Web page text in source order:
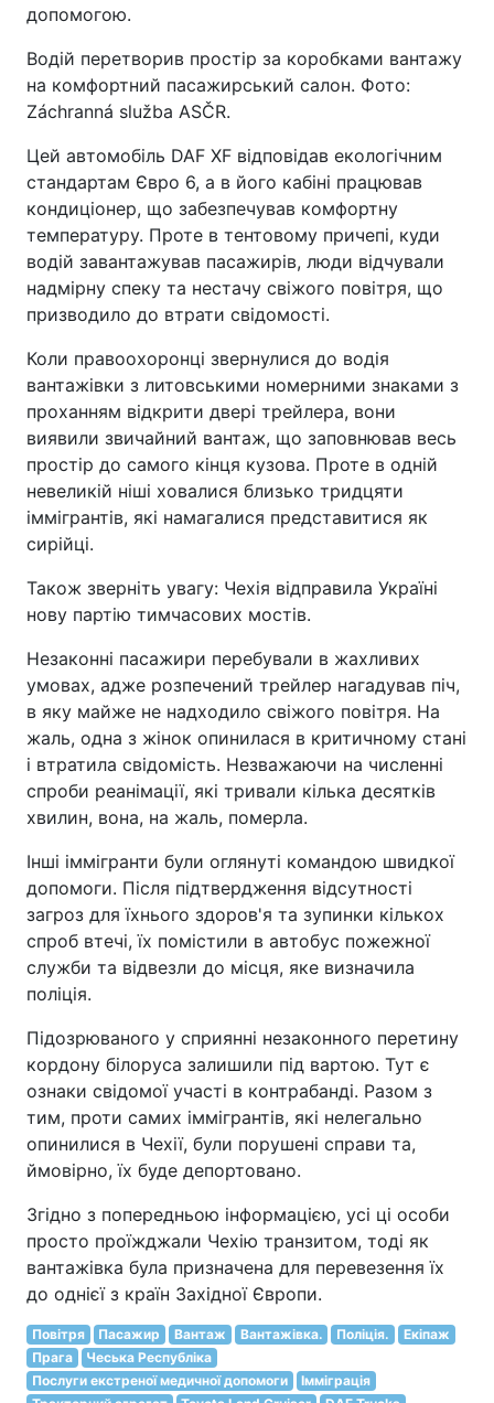
допомогою.
Водій перетворив простір за коробками вантажу
на комфортний пасажирський салон. Фото:
Záchranná služba ASČR.
Цей автомобіль DAF XF відповідав екологічним
стандартам Євро 6, а в його кабіні працював
кондиціонер, що забезпечував комфортну
температуру. Проте в тентовому причепі, куди
водій завантажував пасажирів, люди відчували
надмірну спеку та нестачу свіжого повітря, що
призводило до втрати свідомості.
Коли правоохоронці звернулися до водія
вантажівки з литовськими номерними знаками з
проханням відкрити двері трейлера, вони
виявили звичайний вантаж, що заповнював весь
простір до самого кінця кузова. Проте в одній
невеликій ніші ховалися близько тридцяти
іммігрантів, які намагалися представитися як
сирійці.
Також зверніть увагу: Чехія відправила Україні
нову партію тимчасових мостів.
Незаконні пасажири перебували в жахливих
умовах, адже розпечений трейлер нагадував піч,
в яку майже не надходило свіжого повітря. На
жаль, одна з жінок опинилася в критичному стані
і втратила свідомість. Незважаючи на численні
спроби реанімації, які тривали кілька десятків
хвилин, вона, на жаль, померла.
Інші іммігранти були оглянуті командою швидкої
допомоги. Після підтвердження відсутності
загроз для їхнього здоров'я та зупинки кількох
спроб втечі, їх помістили в автобус пожежної
служби та відвезли до місця, яке визначила
поліція.
Підозрюваного у сприянні незаконного перетину
кордону білоруса залишили під вартою. Тут є
ознаки свідомої участі в контрабанді. Разом з
тим, проти самих іммігрантів, які нелегально
опинилися в Чехії, були порушені справи та,
ймовірно, їх буде депортовано.
Згідно з попередньою інформацією, усі ці особи
просто проїжджали Чехію транзитом, тоді як
вантажівка була призначена для перевезення їх
до однієї з країн Західної Європи.
Повітря Пасажир Вантаж Вантажівка. Поліція.
Екіпаж
Прага
Чеська Республіка
Послуги екстреної медичної допомоги
Імміграція